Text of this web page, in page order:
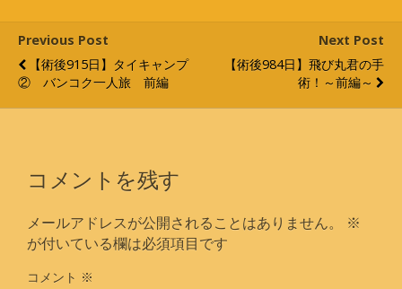
Previous Post
【術後915日】タイキャンプ
② バンコク一人旅 前編
Next Post
【術後984日】飛び丸君の手
術！～前編～
コメントを残す
メールアドレスが公開されることはありません。
※
が付いている欄は必須項目です
コメント ※